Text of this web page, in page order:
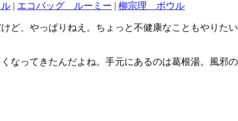
| エコバッグ ルーミー | 柳宗理 ボウル
ど、やっぱりねえ。ちょっと不健康なこともやり
なってきたんだよね。手元にあるのは葛根湯。風邪